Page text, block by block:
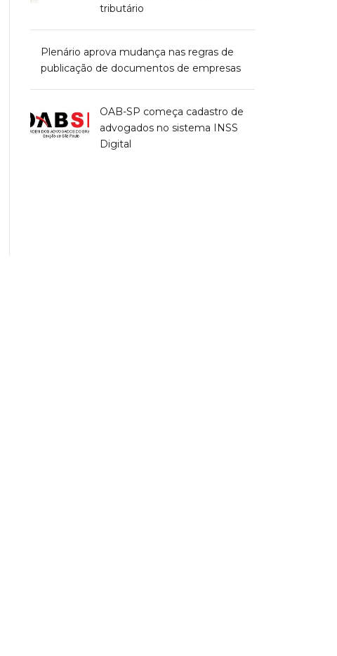
tributário
Plenário aprova mudança nas regras de
publicação de documentos de empresas
OAB-SP começa cadastro de
advogados no sistema INSS
Digital